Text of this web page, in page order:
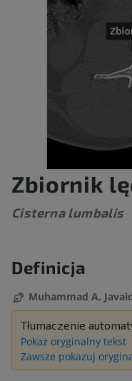
Zbiornik
Cisterna lumbalis
Definicja
Muhammad A.
Tłumaczenie
Pokaż oryginalny tekst
Zawsze pokazuj